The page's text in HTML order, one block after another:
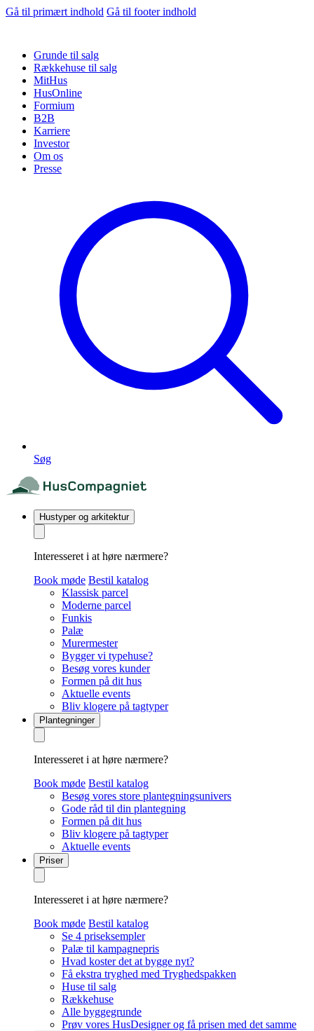
Gå til primært indhold Gå til footer indhold
Grunde til salg
Rækkehuse til salg
MitHus
HusOnline
Formium
B2B
Karriere
Investor
Om os
Presse
Søg
Hustyper og arkitektur
Interesseret i at høre nærmere?
Book møde Bestil katalog
Klassisk parcel
Moderne parcel
Funkis
Palæ
Murermester
Bygger vi typehuse?
Besøg vores kunder
Formen på dit hus
Aktuelle events
Bliv klogere på tagtyper
Plantegninger
Interesseret i at høre nærmere?
Book møde Bestil katalog
Besøg vores store plantegningsunivers
Gode råd til din plantegning
Formen på dit hus
Bliv klogere på tagtyper
Aktuelle events
Priser
Interesseret i at høre nærmere?
Book møde Bestil katalog
Se 4 priseksempler
Palæ til kampagnepris
Hvad koster det at bygge nyt?
Få ekstra tryghed med Tryghedspakken
Huse til salg
Rækkehuse
Alle byggegrunde
Prøv vores HusDesigner og få prisen med det samme